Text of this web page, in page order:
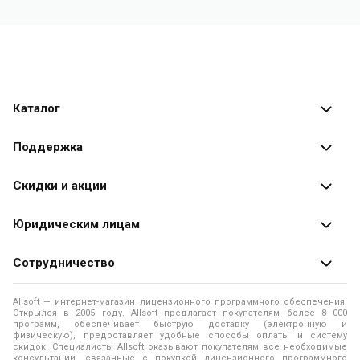
Каталог
Каталог программ
Поддержка
Оплата заказов
Доставка заказа
Помощь
Правила продажи
Политика использования файлов Cookie
Скидки и акции
Специальные
Юридическим лицам
Продажа программ юридическим лицам
О лицензировании программного обеспечения
Программы для компьютера
Контакты
Сотрудничество
О магазине
Адреса и телефоны
Новости
Allsoft — интернет-магазин лицензионного программного обеспечения.
Открылся в 2005 году. Allsoft предлагает покупателям более 8 000
программ, обеспечивает быструю доставку (электронную и
физическую), предоставляет удобные способы оплаты и систему
скидок. Специалисты Allsoft оказывают покупателям все необходимые